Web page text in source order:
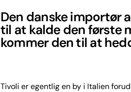
Den danske importør
til at kalde den første
kommer den til at
Tivoli er egentlig en by i Italien